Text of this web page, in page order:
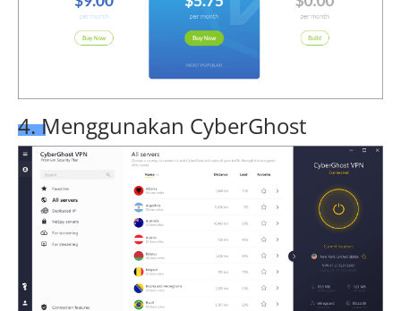
4. Menggunakan CyberGhost